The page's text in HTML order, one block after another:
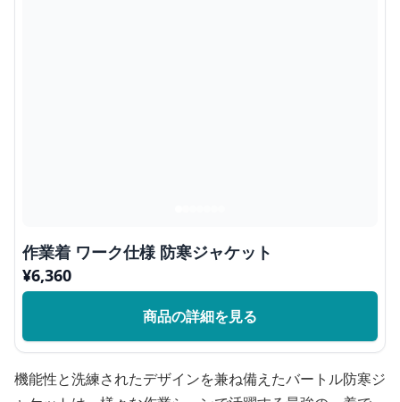
作業着 ワーク仕様 防寒ジャケット
¥6,360
商品の詳細を見る
機能性と洗練されたデザインを兼ね備えたバートル防寒ジ